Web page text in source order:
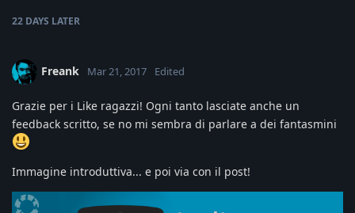
22 DAYS LATER
Freank Mar 21, 2017 Edited
Grazie per i Like ragazzi! Ogni tanto lasciate anche un
feedback scritto, se no mi sembra di parlare a dei fantasmini
Immagine introduttiva... e poi via con il post!